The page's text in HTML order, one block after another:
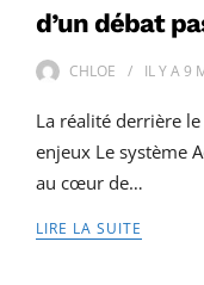
d’un débat
CHLOE IL Y A9
La réalité derrière
enjeux Le système
au cœur de…
LIRE LA SUITE